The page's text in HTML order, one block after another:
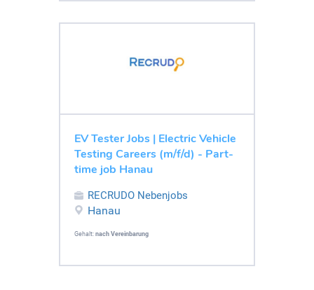
EV Tester Jobs | Electric Vehicle
Testing Careers (m/f/d) - Part-
time job Hanau
RECRUDO Nebenjobs
Hanau
Gehalt: nach Vereinbarung